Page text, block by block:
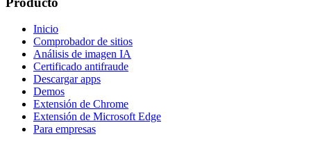
Inicio
Comprobador de sitios
Análisis de imagen IA
Certificado antifraude
Descargar apps
Demos
Extensión de Chrome
Extensión de Microsoft Edge
Para empresas